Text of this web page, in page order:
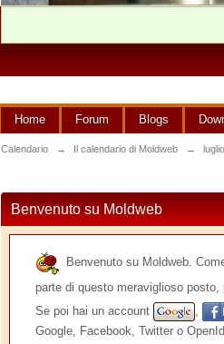
Home Forum Blogs
Calendario → Il calendario di Moldweb →
Benvenuto su Moldweb
Benvenuto su Moldweb.
parte di questo meraviglioso
Se poi hai un account
,
Google, Facebook, Twitter o